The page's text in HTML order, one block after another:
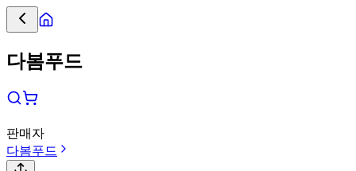
다봄푸드
판매자
다봄푸드